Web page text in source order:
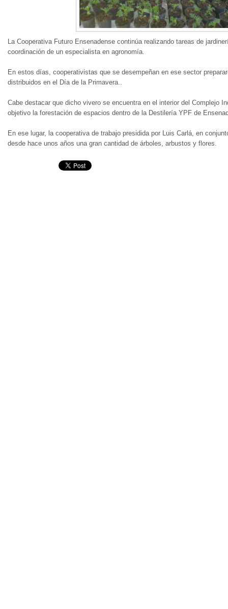
La Cooperativa Futuro Ensenadense continúa realizando tareas de
coordinación de un especialista en agronomía.
En estos días, cooperativistas que se desempeñan en ese sector
distribuidos en el Día de la Primavera..
Cabe destacar que dicho vivero se encuentra en el interior del Complejo
objetivo la forestación de espacios dentro de la Destilería YPF de
En ese lugar, la cooperativa de trabajo presidida por Luis Carlá, en
desde hace unos años una gran cantidad de árboles, arbustos y flores.